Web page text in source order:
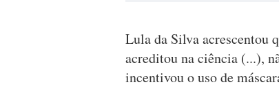
Lula da Silva acrescentou
acreditou na ciência (...),
incentivou o uso de